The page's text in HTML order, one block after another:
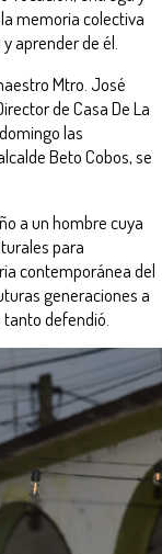
memoria colectiva
aprender de él.
Mtro. José
de Casa De La
las
Beto Cobos, se
a un hombre cuya
para
contemporánea del
generaciones a
defendió.